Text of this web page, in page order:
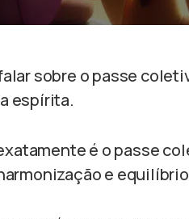
sobre o passe
espírita.
é o passe
e